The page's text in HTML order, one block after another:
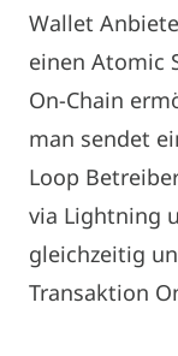
Wallet
einen Atomic
On-Chain
man sendet
Loop
via Lightning
gleichzeitig
Transaktion